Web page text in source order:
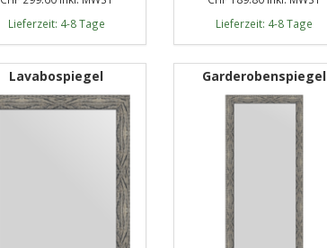
Lieferzeit: 4-8 Tage
Lieferzeit: 4-8 Tage
Lavabospiegel Garderobenspiegel